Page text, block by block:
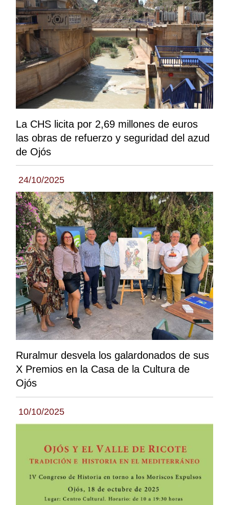
La CHS licita por 2,69 millones de euros
las obras de refuerzo y seguridad del azud
de Ojós
24/10/2025
Ruralmur desvela los galardonados de sus
X Premios en la Casa de la Cultura de
Ojós
10/10/2025